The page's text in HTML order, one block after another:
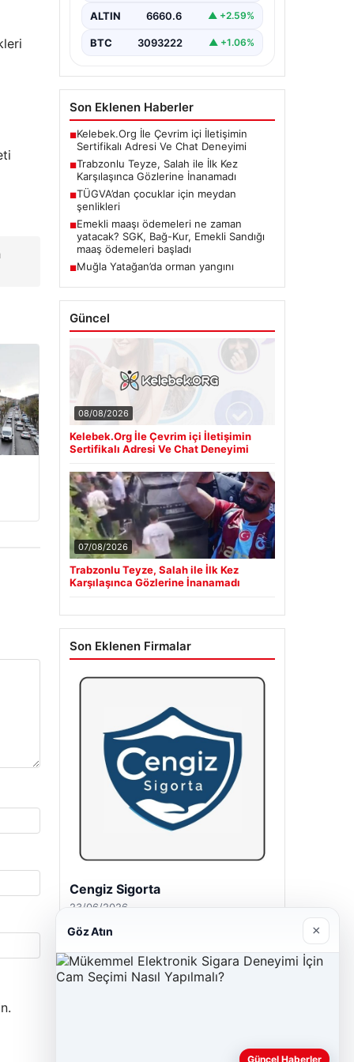
ALTIN 6660.6 ▲ +2.59%
BTC 3093222 ▲ +1.06%
Son Eklenen Haberler
■Kelebek.Org İle Çevrim içi İletişimin
Sertifikalı Adresi Ve Chat Deneyimi
■Trabzonlu Teyze, Salah ile İlk Kez
Karşılaşınca Gözlerine İnanamadı
■TÜGVA’dan çocuklar için meydan
şenlikleri
■Emekli maaşı ödemeleri ne zaman
yatacak? SGK, Bağ-Kur, Emekli Sandığı
maaş ödemeleri başladı
■Muğla Yatağan’da orman yangını
Güncel
08/08/2026
Kelebek.Org İle Çevrim içi İletişimin
Sertifikalı Adresi Ve Chat Deneyimi
07/08/2026
Trabzonlu Teyze, Salah ile İlk Kez
Karşılaşınca Gözlerine İnanamadı
Son Eklenen Firmalar
Cengiz Sigorta
23/06/2026
Göz Atın ×
Güncel Haberler